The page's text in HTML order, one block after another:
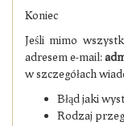
Koniec
Jeśli mimo
adresem e-mail:
w szczegółach
Błąd jaki
Rodzaj